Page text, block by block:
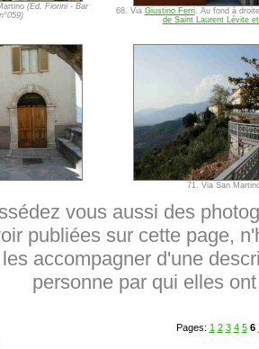
(Ed. Fiorini - Bar
68. Via Giustino Ferri. Au fond à
de Saint Laurent Lévite
71. Via San
vous aussi des
publiées sur cette page,
accompagner d'une
personne par qui elles
Pages: 1 2 3 4 5 6